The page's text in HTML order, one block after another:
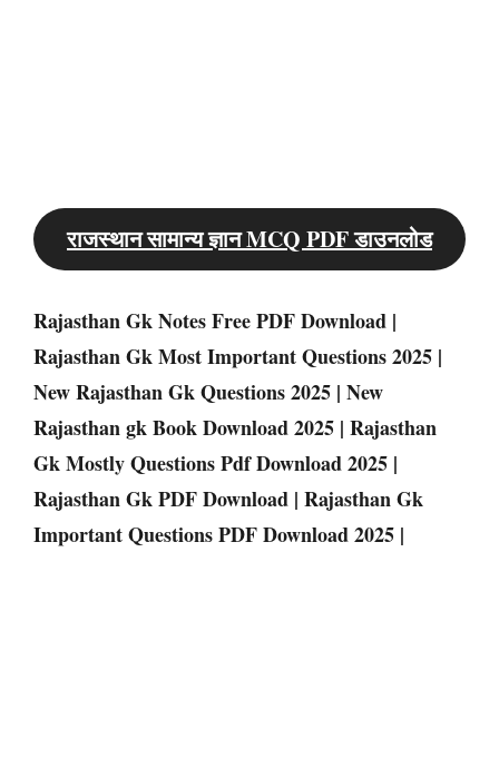
राजस्थान सामान्य ज्ञान MCQ PDF डाउनलोड
Rajasthan Gk Notes Free PDF Download |
Rajasthan Gk Most Important Questions 2025 |
New Rajasthan Gk Questions 2025 | New
Rajasthan gk Book Download 2025 | Rajasthan
Gk Mostly Questions Pdf Download 2025 |
Rajasthan Gk PDF Download | Rajasthan Gk
Important Questions PDF Download 2025 |